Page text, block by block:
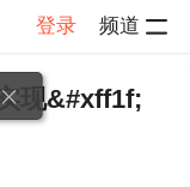
登录 频道
现&#xff1f;